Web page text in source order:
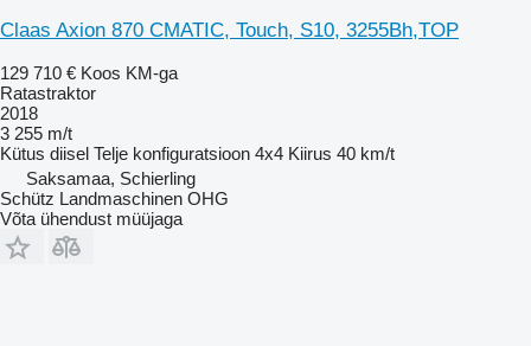
Claas Axion 870 CMATIC, Touch, S10, 3255Bh,TOP
129 710 € Koos KM-ga
Ratastraktor
2018
3 255 m/t
Kütus diisel Telje konfiguratsioon 4x4 Kiirus 40 km/t
Saksamaa, Schierling
Schütz Landmaschinen OHG
Võta ühendust müüjaga